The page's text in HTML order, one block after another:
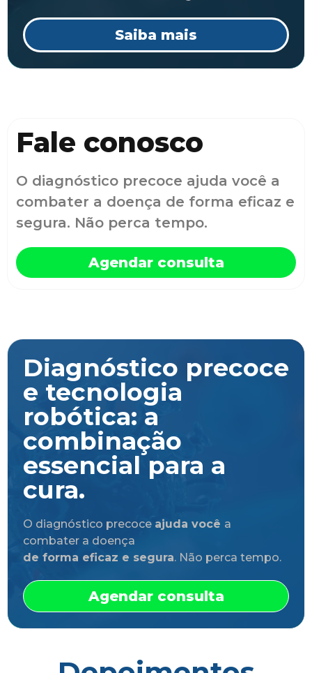
Saiba mais
Fale conosco
O diagnóstico precoce ajuda você a
combater a doença de forma eficaz e
segura. Não perca tempo.
Agendar consulta
Diagnóstico precoce
e tecnologia
robótica: a
combinação
essencial para a
cura.
O diagnóstico precoce ajuda você a
combater a doença
de forma eficaz e segura. Não perca tempo.
Agendar consulta